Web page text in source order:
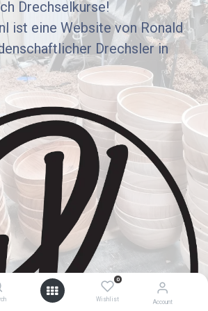
0
Wishlist Account
Drechselkurse!
ist eine Website von Ronald
Drechsler in